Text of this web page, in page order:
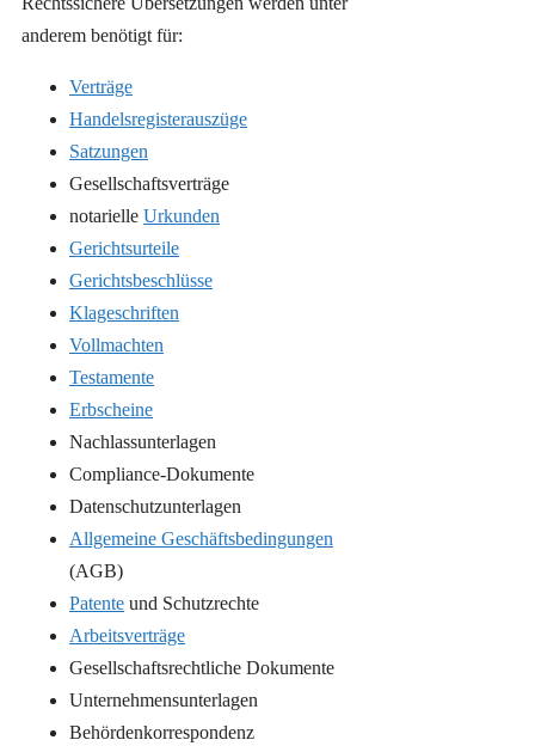
anderem benötigt für:
Verträge
Handelsregisterauszüge
Satzungen
Gesellschaftsverträge
notarielle Urkunden
Gerichtsurteile
Gerichtsbeschlüsse
Klageschriften
Vollmachten
Testamente
Erbscheine
Nachlassunterlagen
Compliance-Dokumente
Datenschutzunterlagen
Allgemeine Geschäftsbedingungen
(AGB)
Patente und Schutzrechte
Arbeitsverträge
Gesellschaftsrechtliche Dokumente
Unternehmensunterlagen
Behördenkorrespondenz